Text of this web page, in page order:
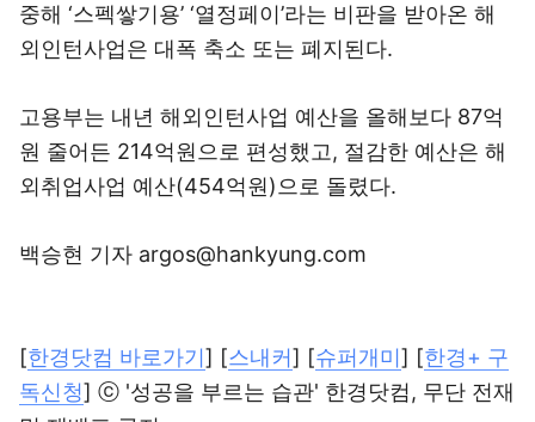
중해 ‘스펙쌓기용’ ‘열정페이’라는 비판을 받아온 해
외인턴사업은 대폭 축소 또는 폐지된다.
고용부는 내년 해외인턴사업 예산을 올해보다 87억
원 줄어든 214억원으로 편성했고, 절감한 예산은 해
외취업사업 예산(454억원)으로 돌렸다.
백승현 기자 argos@hankyung.com
[한경닷컴 바로가기] [스내커] [슈퍼개미] [한경+ 구
독신청] ⓒ '성공을 부르는 습관' 한경닷컴, 무단 전재